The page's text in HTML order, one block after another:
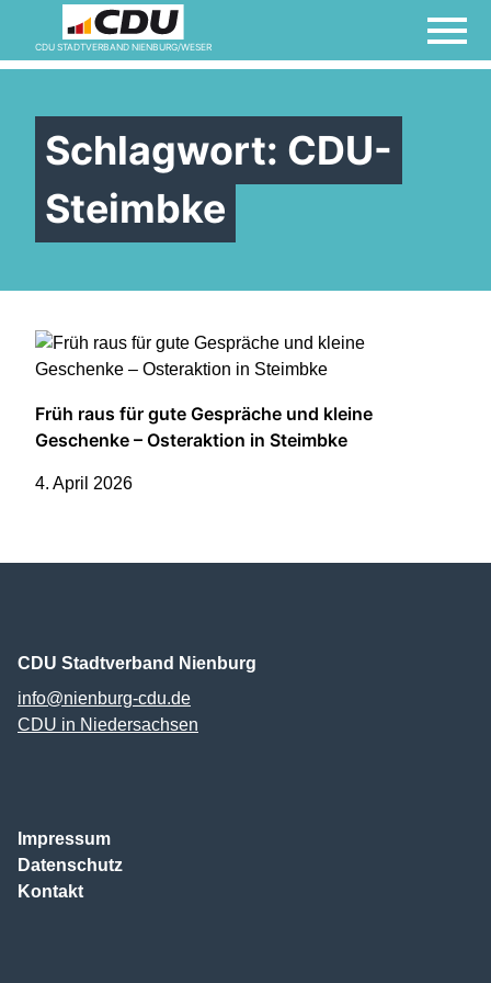
CDU STADTVERBAND NIENBURG/WESERKontakt
Links
Mitglied werden
Vorstand
Willkommen bei der
Schlagwort: CDU-
Steimbke
Früh raus für gute Gespräche und kleine
Geschenke – Osteraktion in Steimbke
4. April 2026
CDU Stadtverband Nienburg
info@nienburg-cdu.de
CDU in Niedersachsen
Impressum
Datenschutz
Kontakt